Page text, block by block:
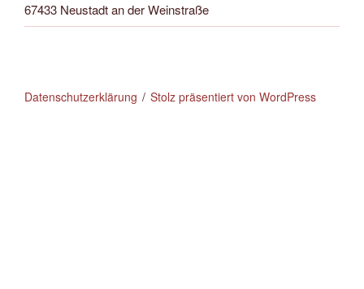
67433 Neustadt an der Weinstraße
Datenschutzerklärung Stolz präsentiert von WordPress